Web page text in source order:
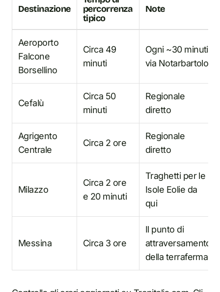
Destinazione
percorrenza
tipico
Note
Aeroporto
Falcone
Borsellino
Circa 49
minuti
Ogni ~30 minuti
via Notarbartolo
Cefalù
Circa 50
minuti
Regionale
diretto
Agrigento
Centrale
Circa 2 ore
Regionale
diretto
Milazzo
Circa 2 ore
e 20 minuti
Traghetti per le
Isole Eolie da
qui
Messina Circa 3 ore
Il punto di
attraversamento
della terraferma